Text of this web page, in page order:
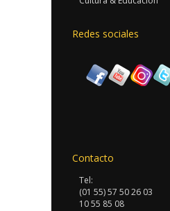
Redes sociales
Contacto
Tel:
(01 55) 57 50 26 03
10 55 85 08